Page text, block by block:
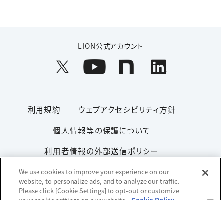
LION公式アカウント
利用規約
ウェブアクセシビリティ方針
個人情報等の保護について
利用者情報の外部送信ポリシー
ソーシャルメディアポリシー
サイトマップ
We use cookies to improve your experience on our
website, to personalize ads, and to analyze our traffic.
Please click [Cookie Settings] to opt-out or customize